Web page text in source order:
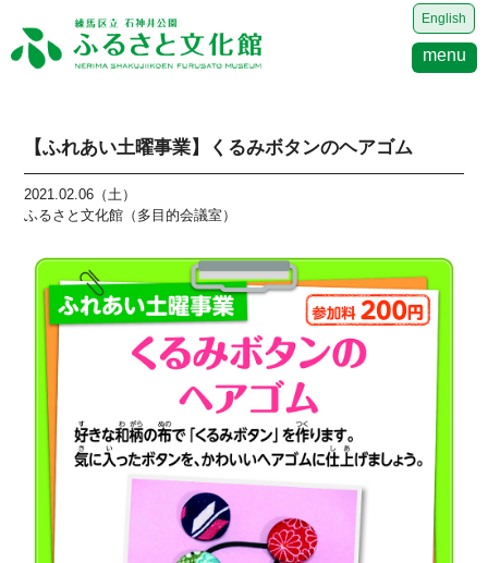
English
menu
【ふれあい土曜事業】くるみボタンのヘアゴム
2021.02.06（土）
ふるさと文化館（多目的会議室）